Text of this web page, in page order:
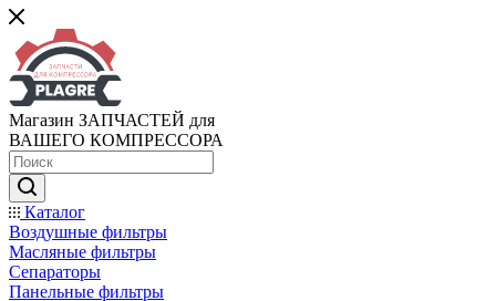
Магазин ЗАПЧАСТЕЙ для
ВАШЕГО КОМПРЕССОРА
Каталог
Воздушные фильтры
Масляные фильтры
Сепараторы
Панельные фильтры